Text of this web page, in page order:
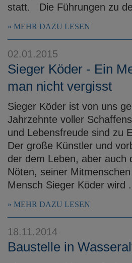
statt. Die Führungen zu
MEHR DAZU LESEN
02.01.2015
Sieger Köder - Ein
man nicht vergisst
Sieger Köder ist von uns
Jahrzehnte voller
und Lebensfreude sind zu
Der große Künstler und
der dem Leben, aber auch
Nöten, seiner
Mensch Sieger Köder wird
MEHR DAZU LESEN
18.11.2014
Baustelle in